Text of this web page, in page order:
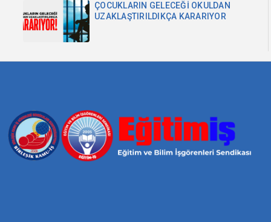
ÇOCUKLARIN GELECEĞİ OKULDAN
UZAKLAŞTIRILDIKÇA KARARIYOR